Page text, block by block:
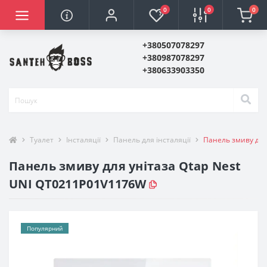
0 0 0
+380507078297
+380987078297
+380633903350
Туалет Інсталяції Панель для інсталяції Панель змиву
Панель змиву для унітаза Qtap Nest
UNI QT0211P01V1176W
Популярний